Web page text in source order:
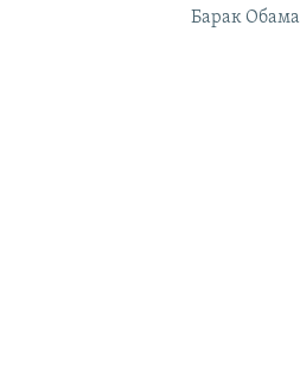
Барак Обама